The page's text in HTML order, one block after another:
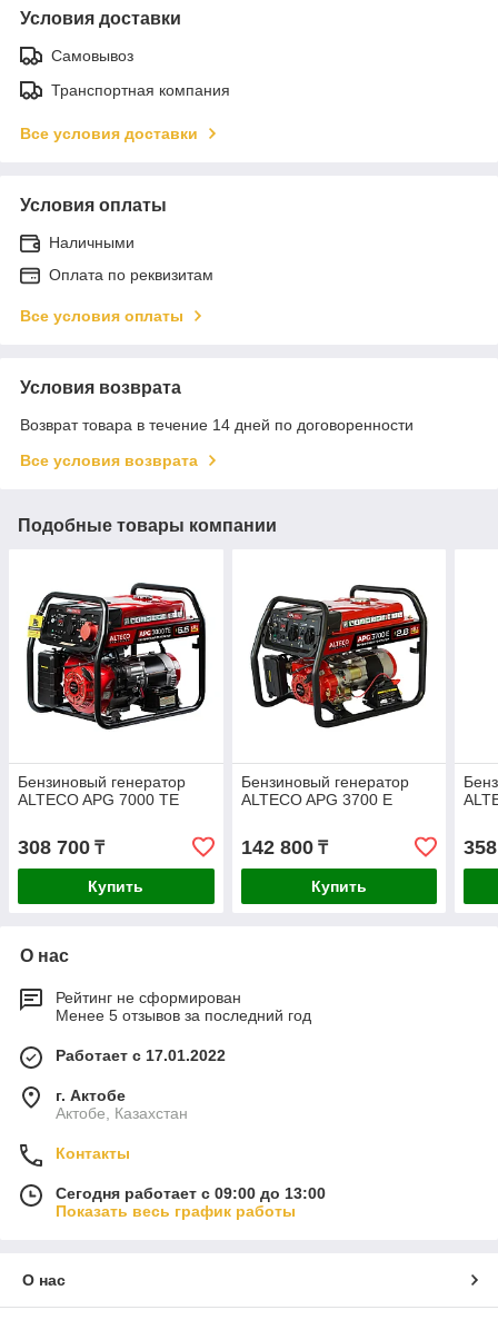
Условия доставки
Самовывоз
Транспортная компания
Все условия доставки
Условия оплаты
Наличными
Оплата по реквизитам
Все условия оплаты
Условия возврата
Возврат товара в течение 14 дней по договоренности
Все условия возврата
Подобные товары компании
Бензиновый генератор
ALTECO APG 7000 TE
308 700 ₸
Купить
Бензиновый генератор
ALTECO APG 3700 E
142 800₸
Купить
О нас
Рейтинг не сформирован
Менее 5 отзывов за последний год
Работает с 17.01.2022
г. Актобе
Актобе, Казахстан
Контакты
Сегодня работает с 09:00 до 13:00
Показать весь график работы
О нас